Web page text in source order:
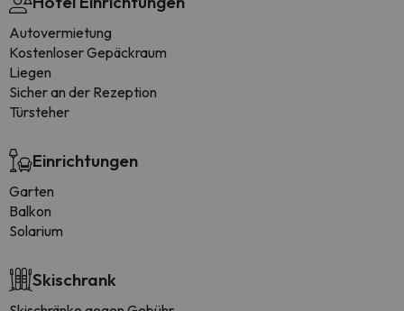
Autovermietung
Kostenloser Gepäckraum
Liegen
Sicher an der Rezeption
Türsteher
Einrichtungen
Garten
Balkon
Solarium
Skischrank